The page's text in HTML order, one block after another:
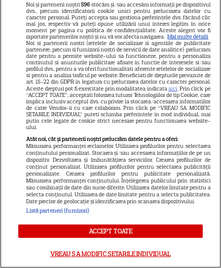
pe care trebuie să le ai în
bucătărie
ALTE ARTICOLE
INTERESANTE
NETFLIX
Noutăți Netflix în august 2026:
Robert De Niro, „Nosferatu” și
noile sezoane din „Outer
singurătate”
VEDETE STRĂINE
Noi și partenerii noștri596 stocăm și/sau accesăm informații pe dispozitivul
dvs., precum identificatorii cookie unici pentru prelucrarea datelor cu
caracter personal. Puteți accepta sau gestiona preferințele dvs. făcând clic
mai jos, respectiv vă puteți opune utilizării unui interes legitim în orice
moment pe pagina cu politica de confidențialitate. Aceste alegeri vor fi
raportate partenerilor noștri și nu vă vor afecta navigarea. Mai multe detalii
Noi si partenerii nostri (retelele de socializare si agentiile de publicitate
partenere, precum si furnizorii nostri de servicii de date analitice) prelucram
date pentru a permite website-ului sa functioneze, pentru a personaliza
continutul si anunturile publicitare afisate in functie de interesele si/sau
profilul dvs., pentru a va oferi functionalitati aferente retelelor de socializare
si pentru a analiza traficul pe website. Beneficiati de drepturile prevazute de
art. 15-22 din GDPR in legatura cu prelucrarea datelor cu caracter personal.
Aceste drepturi pot fi exercitate prin modalitatea indicataaici. Prin click pe
“ACCEPT TOATE”, acceptati folosirea tuturor Tehnologiilor de tip Cookie, care
implica inclusiv acceptul dvs. cu privire la stocarea/accesarea informatiilor
de catre Vendor-ii cu care colaboram. Prin click pe “VREAU SA MODIFIC
SETARILE INDIVIDUAL” puteti schimba preferintele in mod individual, mai
putin cele legate de cookie strict necesare pentru functionarea website-
ului.
Atât noi, cât și partenerii noștri prelucrăm datele pentru a oferi:
Măsurarea performanței reclamelor. Utilizarea profilurilor pentru selectarea
conținutului personalizat. Stocarea și/sau accesarea informațiilor de pe un
dispozitiv. Dezvoltarea și îmbunătățirea serviciilor. Crearea profilurilor de
conținut personalizat. Utilizarea profilurilor pentru selectarea publicității
personalizate. Crearea profilurilor pentru publicitate personalizată.
Măsurarea performanței conținutului. Înțelegerea publicului prin statistici
sau combinații de date din surse diferite. Utilizarea datelor limitate pentru a
selecta conținutul. Utilizarea de date limitate pentru a selecta publicitatea.
Date precise de geolocație și identificarea prin scanarea dispozitivului.
Listă parteneri (furnizori)
ACCEPT TOATE
VREAU SA MODIFIC SETARILE INDIVIDUAL